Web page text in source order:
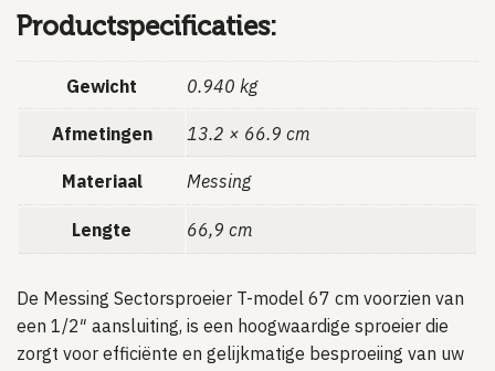
Productspecificaties:
Gewicht 0.940 kg
Afmetingen 13.2 × 66.9 cm
Materiaal Messing
Lengte 66,9 cm
De Messing Sectorsproeier T-model 67 cm voorzien van
een 1/2″ aansluiting, is een hoogwaardige sproeier die
zorgt voor efficiënte en gelijkmatige besproeiing van uw